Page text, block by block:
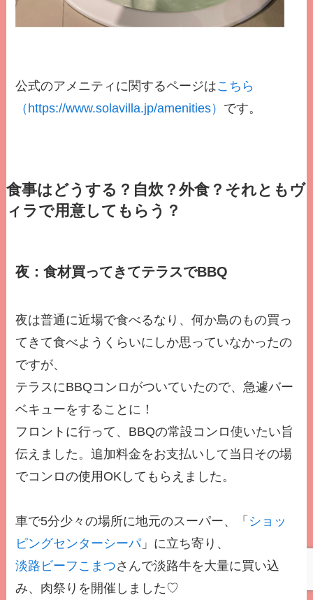
公式のアメニティに関するページはこちら
（https://www.solavilla.jp/amenities） です。
食事はどうする？自炊？外食？ それともヴ
ィラで用意してもらう？
夜：食材買ってきてテラスでBBQ
夜は普通に近場で食べるなり、何か島のもの買っ
てきて食べようくらいにしか思っていなかったの
ですが、
テラスにBBQコンロがついていたので、急遽バー
ベキューをすることに！
フロントに行って、BBQの常設コンロ使いたい旨
伝えました。追加料金をお支払いして当日その場
でコンロの使用OKしてもらえました。
車で5分少々の場所に地元のスーパー、「 ショッ
ピングセンターシーパ」に立ち寄り、
淡路ビーフこまつさんで淡路牛を大量に買い込
み、肉祭りを開催しました♡